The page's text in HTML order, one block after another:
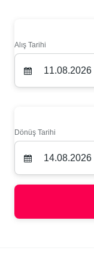
Alış Tarihi
Dönüş Tarihi